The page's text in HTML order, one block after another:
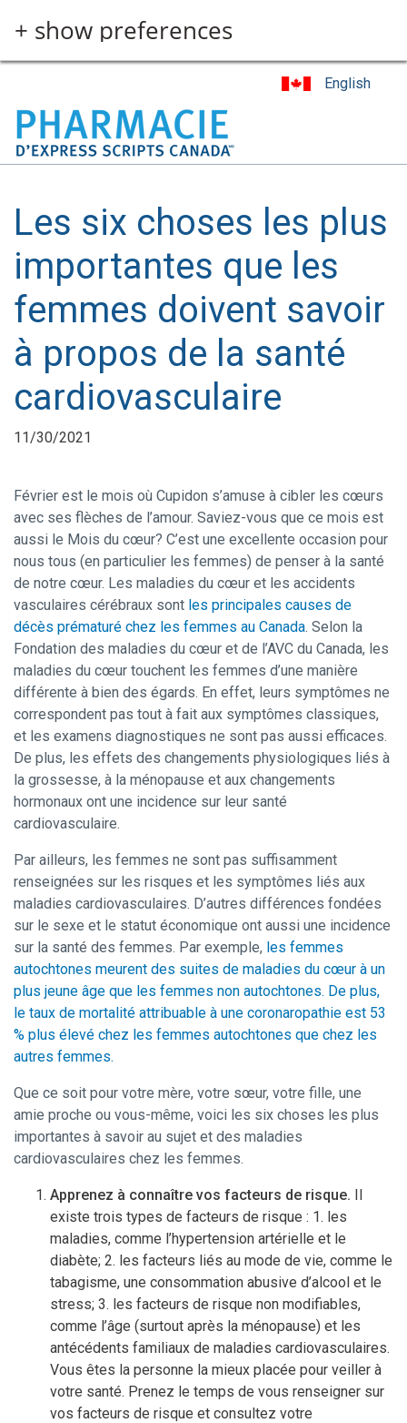
to
main
+ show preferences
English
Les six choses les plus
importantes que les
femmes doivent savoir
à propos de la santé
cardiovasculaire
11/30/2021
Février est le mois où Cupidon s’amuse à cibler les cœurs
avec ses flèches de l’amour. Saviez-vous que ce mois est
aussi le Mois du cœur? C’est une excellente occasion pour
nous tous (en particulier les femmes) de penser à la santé
de notre cœur. Les maladies du cœur et les accidents
vasculaires cérébraux sont les principales causes de
décès prématuré chez les femmes au Canada. Selon la
Fondation des maladies du cœur et de l’AVC du Canada, les
maladies du cœur touchent les femmes d’une manière
différente à bien des égards. En effet, leurs symptômes ne
correspondent pas tout à fait aux symptômes classiques,
et les examens diagnostiques ne sont pas aussi efficaces.
De plus, les effets des changements physiologiques liés à
la grossesse, à la ménopause et aux changements
hormonaux ont une incidence sur leur santé
cardiovasculaire.
Par ailleurs, les femmes ne sont pas suffisamment
renseignées sur les risques et les symptômes liés aux
maladies cardiovasculaires. D’autres différences fondées
sur le sexe et le statut économique ont aussi une incidence
sur la santé des femmes. Par exemple, les femmes
autochtones meurent des suites de maladies du cœur à un
plus jeune âge que les femmes non autochtones. De plus,
le taux de mortalité attribuable à une coronaropathie est 53
% plus élevé chez les femmes autochtones que chez les
autres femmes.
Que ce soit pour votre mère, votre sœur, votre fille, une
amie proche ou vous-même, voici les six choses les plus
importantes à savoir au sujet et des maladies
cardiovasculaires chez les femmes.
Apprenez à connaître vos facteurs de risque. Il
existe trois types de facteurs de risque : 1. les
maladies, comme l’hypertension artérielle et le
diabète; 2. les facteurs liés au mode de vie, comme le
tabagisme, une consommation abusive d’alcool et le
stress; 3. les facteurs de risque non modifiables,
comme l’âge (surtout après la ménopause) et les
antécédents familiaux de maladies cardiovasculaires.
Vous êtes la personne la mieux placée pour veiller à
votre santé. Prenez le temps de vous renseigner sur
vos facteurs de risque et consultez votre